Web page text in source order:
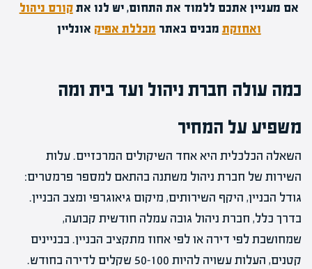
אם מעניין אתכם ללמוד את התחום, יש לנו אתקורס ניהול
ואחזקת מבנים באתר מכללת אפיק אונליין
כמה עולה חברת ניהול ועד בית ומה
משפיע על המחיר
השאלה הכלכלית היא אחד השיקולים המרכזיים. עלות
השירות של חברת ניהול משתנה בהתאם למספר פרמטרים:
גודל הבניין, היקף השירותים, מיקום גיאוגרפי ומצב הבניין.
בדרך כלל, חברת ניהול גובה עמלה חודשית קבועה,
שמחושבת לפי דירה או לפי אחוז מתקציב הבניין. בבניינים
קטנים, העלות עשויה להיות 50-100 שקלים לדירה בחודש.